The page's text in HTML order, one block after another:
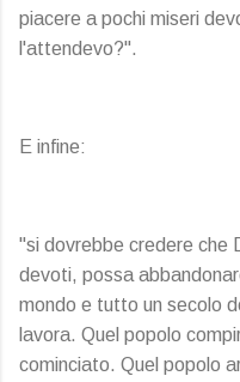
piacere a pochi miseri
l'attendevo?".
E infine:
"si dovrebbe credere che
devoti, possa
mondo e tutto un secolo
lavora. Quel popolo
cominciato. Quel popolo